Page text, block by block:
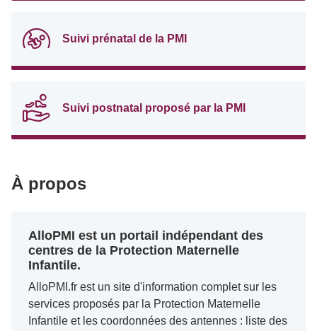
Suivi prénatal de la PMI
Suivi postnatal proposé par la PMI
À propos
AlloPMI est un portail indépendant des
centres de la Protection Maternelle
Infantile.
AlloPMI.fr est un site d'information complet sur les
services proposés par la Protection Maternelle
Infantile et les coordonnées des antennes : liste des